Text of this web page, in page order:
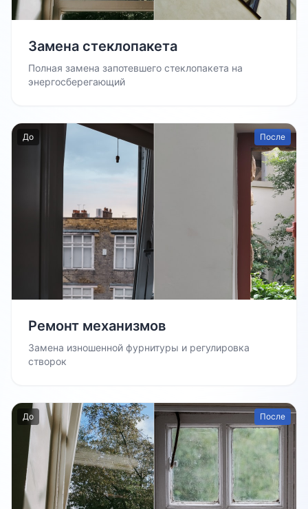
Замена стеклопакета
Полная замена запотевшего стеклопакета на
энергосберегающий
До После
Ремонт механизмов
Замена изношенной фурнитуры и регулировка
створок
До После